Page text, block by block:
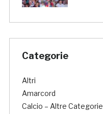
Categorie
Altri
Amarcord
Calcio – Altre Categorie